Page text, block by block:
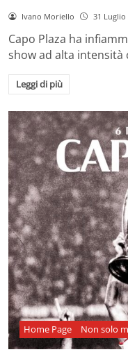
Ivano Moriello 31 Luglio
Capo Plaza ha
show ad alta intensità
Leggi di più
Home Page Non solo